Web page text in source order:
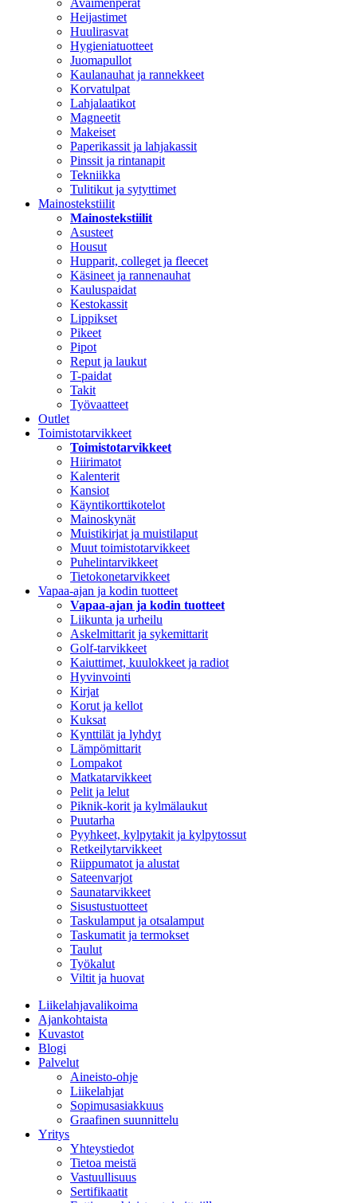
Avaimenperät
Heijastimet
Huulirasvat
Hygieniatuotteet
Juomapullot
Kaulanauhat ja rannekkeet
Korvatulpat
Lahjalaatikot
Magneetit
Makeiset
Paperikassit ja lahjakassit
Pinssit ja rintanapit
Tekniikka
Tulitikut ja sytyttimet
Mainostekstiilit
Mainostekstiilit
Asusteet
Housut
Hupparit, colleget ja fleecet
Käsineet ja rannenauhat
Kauluspaidat
Kestokassit
Lippikset
Pikeet
Pipot
Reput ja laukut
T-paidat
Takit
Työvaatteet
Outlet
Toimistotarvikkeet
Toimistotarvikkeet
Hiirimatot
Kalenterit
Kansiot
Käyntikorttikotelot
Mainoskynät
Muistikirjat ja muistilaput
Muut toimistotarvikkeet
Puhelintarvikkeet
Tietokonetarvikkeet
Vapaa-ajan ja kodin tuotteet
Vapaa-ajan ja kodin tuotteet
Liikunta ja urheilu
Askelmittarit ja sykemittarit
Golf-tarvikkeet
Kaiuttimet, kuulokkeet ja radiot
Hyvinvointi
Kirjat
Korut ja kellot
Kuksat
Kynttilät ja lyhdyt
Lämpömittarit
Lompakot
Matkatarvikkeet
Pelit ja lelut
Piknik-korit ja kylmälaukut
Puutarha
Pyyhkeet, kylpytakit ja kylpytossut
Retkeilytarvikkeet
Riippumatot ja alustat
Sateenvarjot
Saunatarvikkeet
Sisustustuotteet
Taskulamput ja otsalamput
Taskumatit ja termokset
Taulut
Työkalut
Viltit ja huovat
Liikelahjavalikoima
Ajankohtaista
Kuvastot
Blogi
Palvelut
Aineisto-ohje
Liikelahjat
Sopimusasiakkuus
Graafinen suunnittelu
Yritys
Yhteystiedot
Tietoa meistä
Vastuullisuus
Sertifikaatit